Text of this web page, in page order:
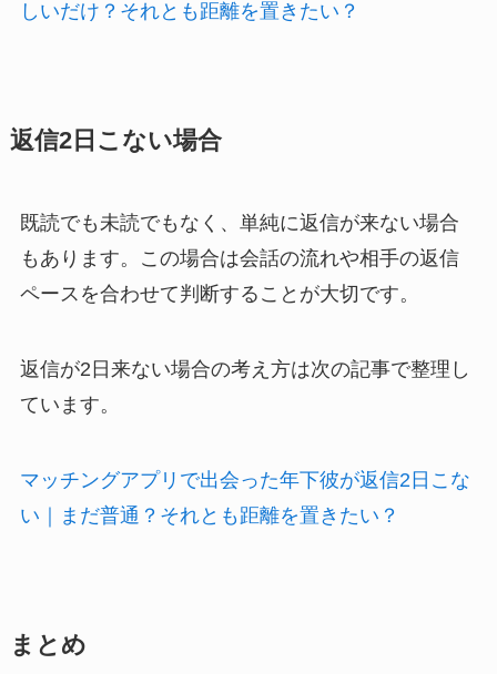
しいだけ？それとも距離を置きたい？
返信2日こない場合
既読でも未読でもなく、単純に返信が来ない場合
もあります。この場合は会話の流れや相手の返信
ペースを合わせて判断することが大切です。
返信が2日来ない場合の考え方は次の記事で整理し
ています。
マッチングアプリで出会った年下彼が返信2日こな
い｜まだ普通？それとも距離を置きたい？
まとめ